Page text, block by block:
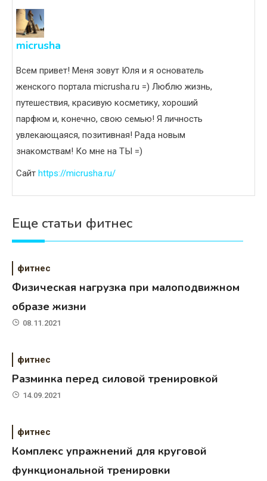
micrusha
Всем привет! Меня зовут Юля и я основатель
женского портала micrusha.ru =) Люблю жизнь,
путешествия, красивую косметику, хороший
парфюм и, конечно, свою семью! Я личность
увлекающаяся, позитивная! Рада новым
знакомствам! Ко мне на ТЫ =)
Сайт https://micrusha.ru/
Еще статьи фитнес
фитнес
Физическая нагрузка при малоподвижном
образе жизни
08.11.2021
фитнес
Разминка перед силовой тренировкой
14.09.2021
фитнес
Комплекс упражнений для круговой
функциональной тренировки